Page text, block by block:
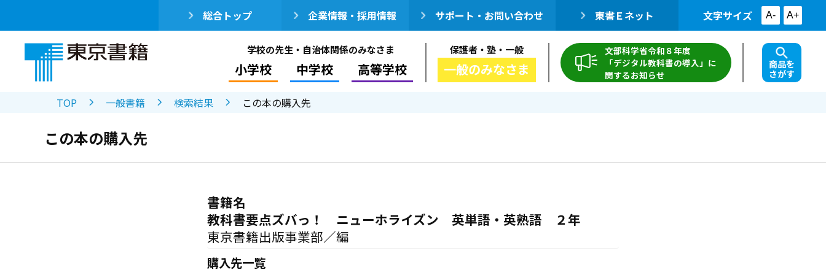
総合トップ 企業情報・採用情報 サポート・お問い合わせ 東書Ｅネット 文字サイズ A- A+
学校の先生・自治体関係のみなさま
小学校 中学校 高等学校
保護者・塾・一般
一般のみなさま
文部科学省令和８年度
「デジタル教科書の導入」に
関するお知らせ
商品を
さがす
TOP 一般書籍 検索結果 この本の購入先
この本の購入先
書籍名
教科書要点ズバっ！ ニューホライズン 英単語・英熟語 ２年
東京書籍出版事業部／編
購入先一覧